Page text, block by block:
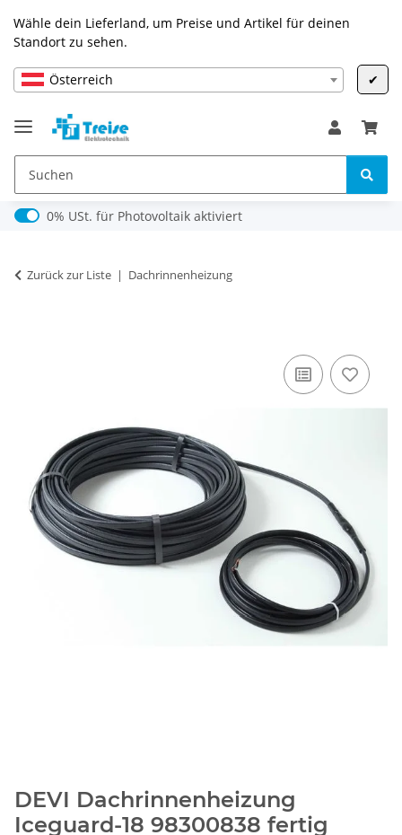
Wähle dein Lieferland, um Preise und Artikel für deinen
Standort zu sehen.
Österreich ✔
0% USt. für Photovoltaik (§ 12 Abs. 3 UStG)
0% USt. für Photovoltaik aktiviert
Zurück zur Liste Dachrinnenheizung
DEVI Dachrinnenheizung
Iceguard-18 98300838 fertig